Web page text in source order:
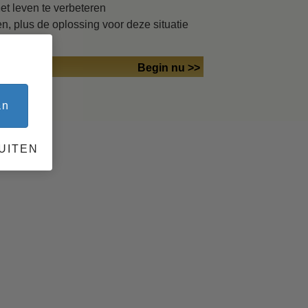
leven te verbeteren
plus de oplossing voor deze situatie
Begin nu >>